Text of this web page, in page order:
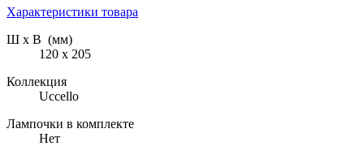
Характеристики товара
Ш х В (мм)
120 х 205
Коллекция
Uccello
Лампочки в комплекте
Нет